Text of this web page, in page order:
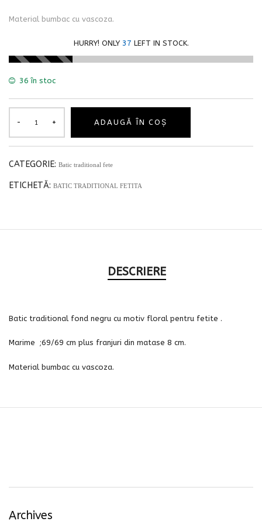
Material bumbac cu vascoza.
HURRY! ONLY 37 LEFT IN STOCK.
36 în stoc
ADAUGĂ ÎN COȘ
CATEGORIE: Batic traditional fete
ETICHETĂ: BATIC TRADITIONAL FETITA
DESCRIERE
Batic traditional fond negru cu motiv floral pentru fetite .
Marime ;69/69 cm plus franjuri din matase 8 cm.
Material bumbac cu vascoza.
Archives